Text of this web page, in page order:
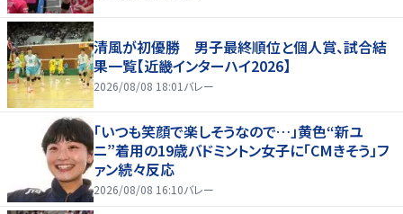
清風が初優勝 男子最終順位と個人賞、試合結
果一覧【近畿インターハイ2026】
2026/08/08 18:01 バレー
「いつも笑顔で楽しそうなので…」黄色“新ユ
ニ”着用の19歳バドミントン女子に「CMきそう」フ
ァン続々反応
2026/08/08 16:10バレー